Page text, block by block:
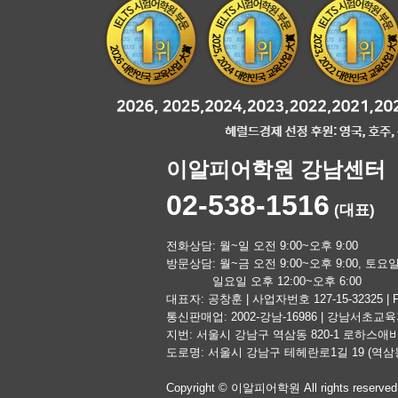
이알피어학원 강남센터
02-538-1516 (대표)
전화상담: 월~일 오전 9:00~오후 9:00
방문상담: 월~금 오전 9:00~오후 9:00, 토요
일요일 오후 12:00~오후 6:00
대표자: 공창훈 | 사업자번호 127-15-32325 |
통신판매업: 2002-강남-16986 | 강남서초교
지번: 서울시 강남구 역삼동 820-1 로하스애
도로명: 서울시 강남구 테헤란로1길 19 (역
Copyright © 이알피어학원 All rights